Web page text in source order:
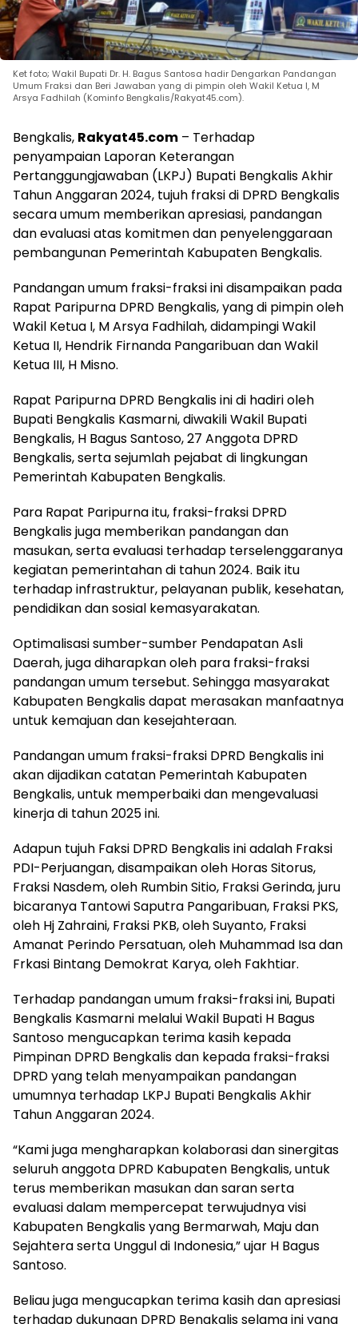
Ket foto; Wakil Bupati Dr. H. Bagus Santosa hadir Dengarkan Pandangan
Umum Fraksi dan Beri Jawaban yang di pimpin oleh Wakil Ketua I, M
Arsya Fadhilah (Kominfo Bengkalis/Rakyat45.com).
Bengkalis, Rakyat45.com – Terhadap
penyampaian Laporan Keterangan
Pertanggungjawaban (LKPJ) Bupati Bengkalis Akhir
Tahun Anggaran 2024, tujuh fraksi di DPRD Bengkalis
secara umum memberikan apresiasi, pandangan
dan evaluasi atas komitmen dan penyelenggaraan
pembangunan Pemerintah Kabupaten Bengkalis.
Pandangan umum fraksi-fraksi ini disampaikan pada
Rapat Paripurna DPRD Bengkalis, yang di pimpin oleh
Wakil Ketua I, M Arsya Fadhilah, didampingi Wakil
Ketua II, Hendrik Firnanda Pangaribuan dan Wakil
Ketua III, H Misno.
Rapat Paripurna DPRD Bengkalis ini di hadiri oleh
Bupati Bengkalis Kasmarni, diwakili Wakil Bupati
Bengkalis, H Bagus Santoso, 27 Anggota DPRD
Bengkalis, serta sejumlah pejabat di lingkungan
Pemerintah Kabupaten Bengkalis.
Para Rapat Paripurna itu, fraksi-fraksi DPRD
Bengkalis juga memberikan pandangan dan
masukan, serta evaluasi terhadap terselenggaranya
kegiatan pemerintahan di tahun 2024. Baik itu
terhadap infrastruktur, pelayanan publik, kesehatan,
pendidikan dan sosial kemasyarakatan.
Optimalisasi sumber-sumber Pendapatan Asli
Daerah, juga diharapkan oleh para fraksi-fraksi
pandangan umum tersebut. Sehingga masyarakat
Kabupaten Bengkalis dapat merasakan manfaatnya
untuk kemajuan dan kesejahteraan.
Pandangan umum fraksi-fraksi DPRD Bengkalis ini
akan dijadikan catatan Pemerintah Kabupaten
Bengkalis, untuk memperbaiki dan mengevaluasi
kinerja di tahun 2025 ini.
Adapun tujuh Faksi DPRD Bengkalis ini adalah Fraksi
PDI-Perjuangan, disampaikan oleh Horas Sitorus,
Fraksi Nasdem, oleh Rumbin Sitio, Fraksi Gerinda, juru
bicaranya Tantowi Saputra Pangaribuan, Fraksi PKS,
oleh Hj Zahraini, Fraksi PKB, oleh Suyanto, Fraksi
Amanat Perindo Persatuan, oleh Muhammad Isa dan
Frkasi Bintang Demokrat Karya, oleh Fakhtiar.
Terhadap pandangan umum fraksi-fraksi ini, Bupati
Bengkalis Kasmarni melalui Wakil Bupati H Bagus
Santoso mengucapkan terima kasih kepada
Pimpinan DPRD Bengkalis dan kepada fraksi-fraksi
DPRD yang telah menyampaikan pandangan
umumnya terhadap LKPJ Bupati Bengkalis Akhir
Tahun Anggaran 2024.
“Kami juga mengharapkan kolaborasi dan sinergitas
seluruh anggota DPRD Kabupaten Bengkalis, untuk
terus memberikan masukan dan saran serta
evaluasi dalam mempercepat terwujudnya visi
Kabupaten Bengkalis yang Bermarwah, Maju dan
Sejahtera serta Unggul di Indonesia,” ujar H Bagus
Santoso.
Beliau juga mengucapkan terima kasih dan apresiasi
terhadap dukungan DPRD Bengkalis selama ini yang